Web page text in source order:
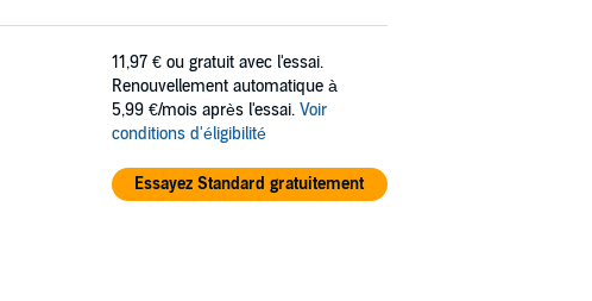
11,97 € ou gratuit avec l'essai.
Renouvellement automatique à
5,99 €/mois après l'essai. Voir
conditions d'éligibilité
Essayez Standard gratuitement